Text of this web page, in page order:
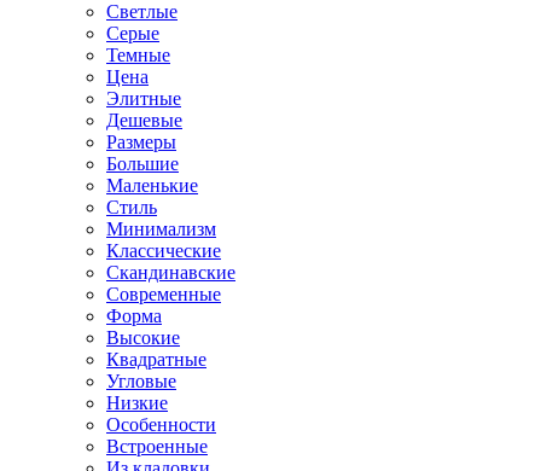
Светлые
Серые
Темные
Цена
Элитные
Дешевые
Размеры
Большие
Маленькие
Стиль
Минимализм
Классические
Скандинавские
Современные
Форма
Высокие
Квадратные
Угловые
Низкие
Особенности
Встроенные